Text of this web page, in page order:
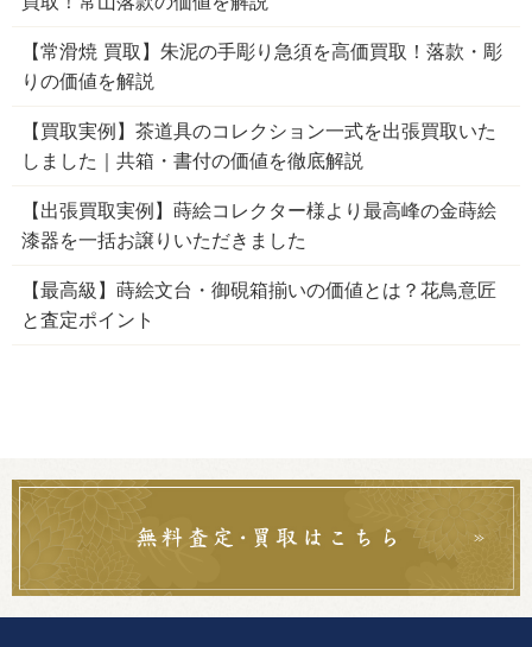
【常滑焼 買取】朱泥の手彫り急須を高価買取！落款・彫
りの価値を解説
【買取実例】茶道具のコレクション一式を出張買取いた
しました｜共箱・書付の価値を徹底解説
【出張買取実例】蒔絵コレクター様より最高峰の金蒔絵
漆器を一括お譲りいただきました
【最高級】蒔絵文台・御硯箱揃いの価値とは？花鳥意匠
と査定ポイント